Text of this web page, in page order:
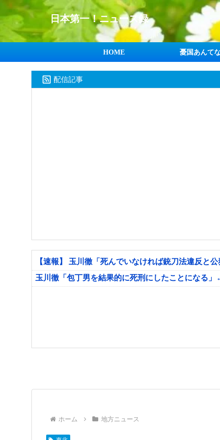
日本第一！ニュース録
HOME 憂国あんて
配信記事
【速報】 玉川徹「死んでいなければ銃刀法違反と
玉川徹「包丁男を結果的に死刑にしたことになる
ホーム 地方ニュース